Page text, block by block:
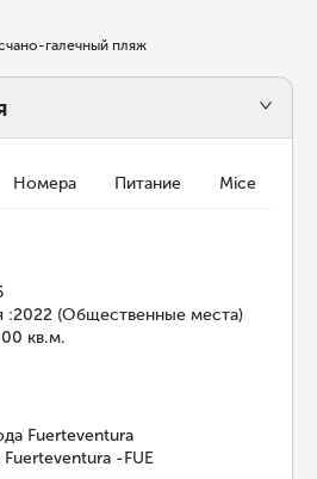
галечный пляж
Номера Питание Mice
:2022 (Общественные места)
кв.м.
Fuerteventura
-FUE